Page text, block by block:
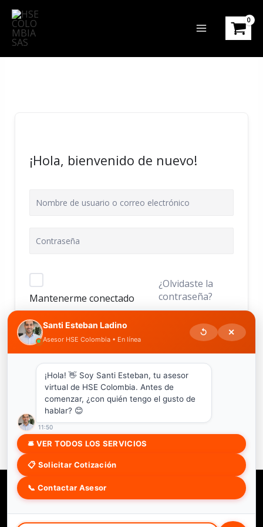
contenido
¡Hola, bienvenido de nuevo!
Mantenerme conectado
¿Olvidaste la
contraseña?
ACCEDER
¿No tienes una cuenta?Regístrate ahora
Copyright © 2026 HSE COLOMBIA SAS
Santi Esteban Ladino
Asesor HSE Colombia • En línea
↺ ✕
¡Hola! 👋 Soy Santi Esteban, tu asesor
virtual de HSE Colombia. Antes de
comenzar, ¿con quién tengo el gusto de
hablar? 😊
11:50
🛎 VER TODOS LOS SERVICIOS
📋 Solicitar Cotización
📞 Contactar Asesor